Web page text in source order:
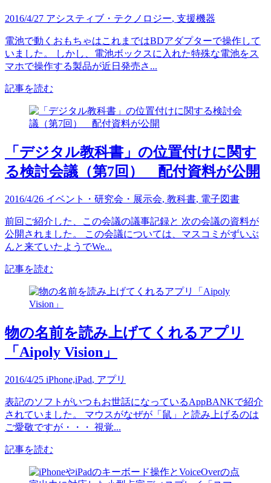
2016/4/27 アシスティブ・テクノロジー, 支援機器
電池で動くおもちゃはこれまではBDアダプターで操作して
いました。 しかし、電池ボックスに入れた特殊な電池をス
マホで操作する製品が近日発売さ...
記事を読む
「デジタル教科書」の位置付けに関す
る検討会議（第7回） 配付資料が公開
2016/4/26 イベント・研究会・展示会, 教科書, 電子図書
前回ご紹介した、この会議の議事記録と 次の会議の資料が
公開されました。 この会議については、マスコミがずいぶ
んと来ていたようでWe...
記事を読む
物の名前を読み上げてくれるアプリ
「Aipoly Vision」
2016/4/25 iPhone,iPad, アプリ
表記のソフトがいつもお世話になっているAppBANKで紹介
されていました。 マウスがなぜが「鼠」と読み上げるのは
ご愛敬ですが・・・ 視覚...
記事を読む